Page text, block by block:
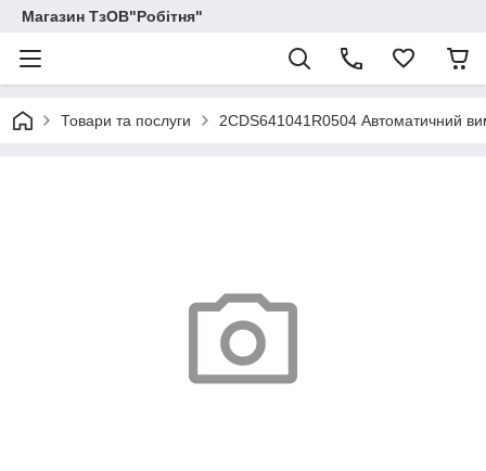
Магазин ТзОВ"Робітня"
Товари та послуги 2CDS641041R0504 Автоматичний